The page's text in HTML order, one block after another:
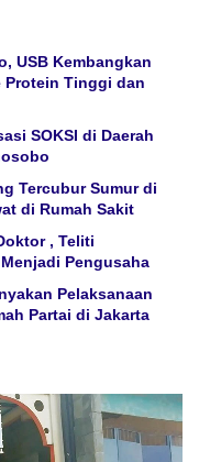
USB Kembangkan
Protein Tinggi dan
SOKSI di Daerah
Tercubur Sumur di
di Rumah Sakit
, Teliti
Pengusaha
Pelaksanaan
Partai di Jakarta